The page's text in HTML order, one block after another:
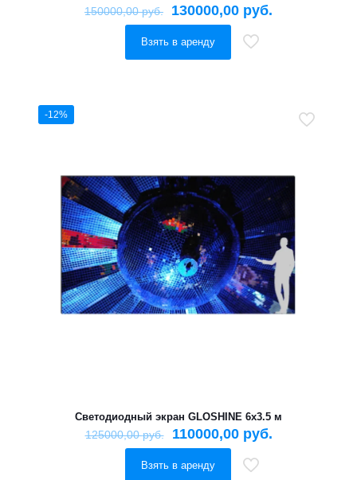
150000,00руб. 130000,00 руб.
Взять в аренду
-12%
Светодиодный экран GLOSHINE 6х3.5 м
125000,00руб. 110000,00 руб.
Взять в аренду